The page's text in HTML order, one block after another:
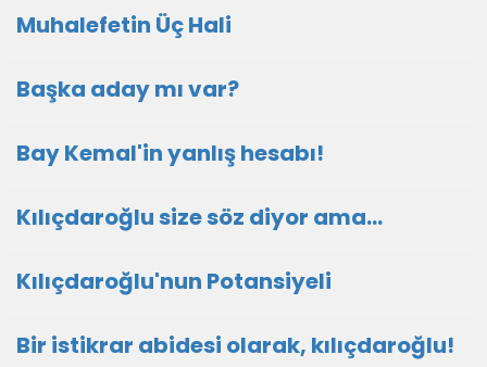
Muhalefetin Üç Hali
Başka aday mı var?
Bay Kemal'in yanlış hesabı!
Kılıçdaroğlu size söz diyor ama...
Kılıçdaroğlu'nun Potansiyeli
Bir istikrar abidesi olarak, kılıçdaroğlu!